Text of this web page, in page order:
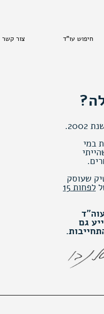
חיפוש עו"ד צור קשר
במי
שעוסק
לפחות 15
גם